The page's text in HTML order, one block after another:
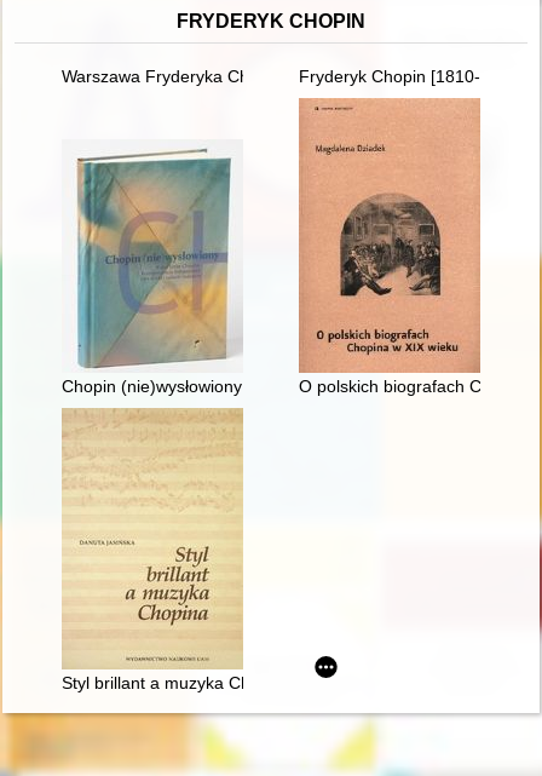
FRYDERYK CHOPIN
Warszawa Fryderyka Chopina Fryderyk Chopin [1810-1949]
Chopin (nie)wysłowiony : wokół listów Chopina... :
O polskich biografach Chopina
Styl brillant a muzyka Chopina